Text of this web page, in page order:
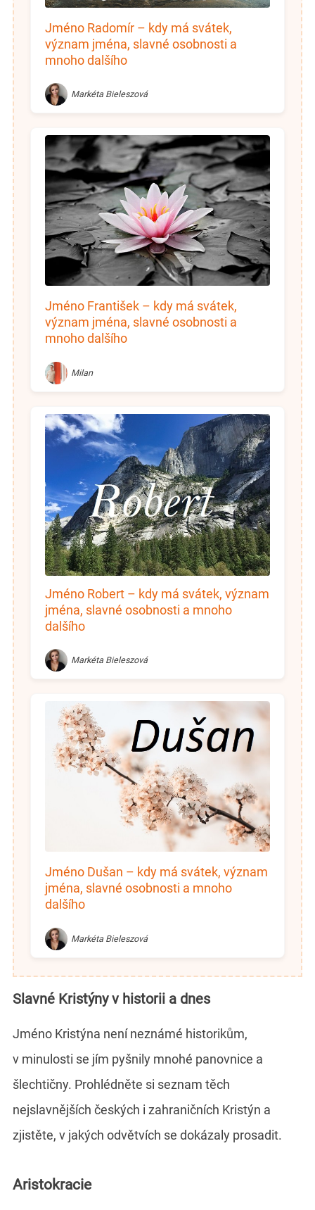
Jméno Radomír – kdy má svátek,
význam jména, slavné osobnosti a
mnoho dalšího
Markéta Bieleszová
Jméno František – kdy má svátek,
význam jména, slavné osobnosti a
mnoho dalšího
Milan
Jméno Robert – kdy má svátek, význam
jména, slavné osobnosti a mnoho
dalšího
Markéta Bieleszová
Jméno Dušan – kdy má svátek, význam
jména, slavné osobnosti a mnoho
dalšího
Markéta Bieleszová
Slavné Kristýny v historii a dnes
Jméno Kristýna není neznámé historikům,
v minulosti se jím pyšnily mnohé panovnice a
šlechtičny. Prohlédněte si seznam těch
nejslavnějších českých i zahraničních Kristýn a
zjistěte, v jakých odvětvích se dokázaly prosadit.
Aristokracie